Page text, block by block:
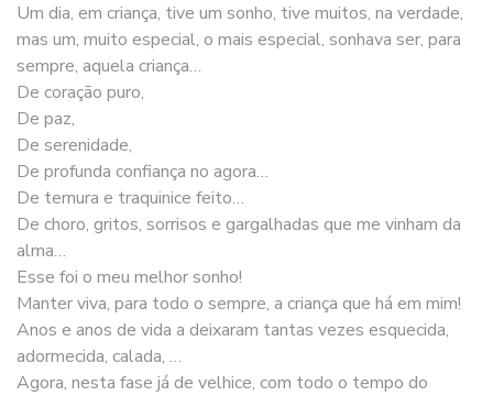
Um dia, em criança, tive um sonho, tive muitos, na verdade,
mas um, muito especial, o mais especial, sonhava ser, para
sempre, aquela criança…
De coração puro,
De paz,
De serenidade,
De profunda confiança no agora…
De ternura e traquinice feito…
De choro, gritos, sorrisos e gargalhadas que me vinham da
alma…
Esse foi o meu melhor sonho!
Manter viva, para todo o sempre, a criança que há em mim!
Anos e anos de vida a deixaram tantas vezes esquecida,
adormecida, calada, …
Agora, nesta fase já de velhice, com todo o tempo do